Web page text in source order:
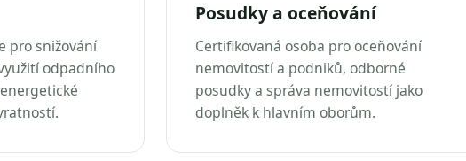
pro snižování
odpadního
Posudky a oceňování
Certifikovaná osoba pro oceňování
nemovitostí a podniků, odborné
posudky a správa nemovitostí jako
doplněk k hlavním oborům.